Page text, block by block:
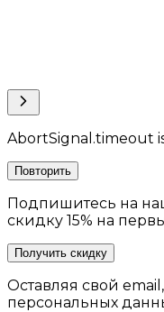
AbortSignal.timeout
Повторить
Подпишитесь на
скидку 15% на
Получить скидку
Оставляя свой
персональных